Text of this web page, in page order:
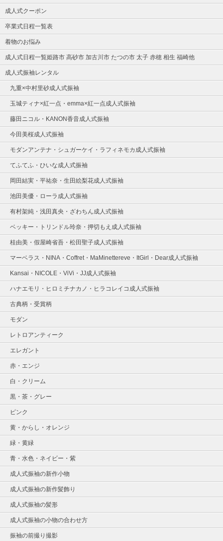
成人式クーポン
卒業式日程一覧表
着物のお悩み
成人式日程一覧姫路市 高砂市 加古川市 たつの市 太子 赤穂 相生 福崎他
成人式振袖レンタル
九重×中村里砂成人式振袖
玉城ティナ×紅一点・emma×紅一点成人式振袖
藤田ニコル・KANON香音成人式振袖
今田美桜成人式振袖
モダンアンテナ・シュガーケイ・ラフィネモカ成人式振袖
てふてふ・ひいな成人式振袖
岡田結実・平祐奈・生田絵梨花成人式振袖
池田美優・ローラ成人式振袖
有村架純・浅田真央・ざわちん成人式振袖
ベッキー・トリンドル玲奈・押切もえ成人式振袖
桂由美・假屋崎省吾・松田聖子成人式振袖
マーベラス・NINA・Coffret・MaMinettereve・ItGirl・Dear成人式振袖
Kansai・NICOLE・ViVi・JJ成人式振袖
ハナエモリ・ヒロミチナカノ・ヒラコレイコ成人式振袖
古典柄・受賞柄
モダン
レトロアンティーク
エレガント
赤・エンジ
白・クリーム
黒・茶・グレー
ピンク
黄・からし・オレンジ
緑・黄緑
青・水色・ネイビー・紫
成人式振袖の新作小物
成人式振袖の新作髪飾り
成人式振袖の髪形
成人式振袖の小物の合わせ方
振袖の前撮り撮影